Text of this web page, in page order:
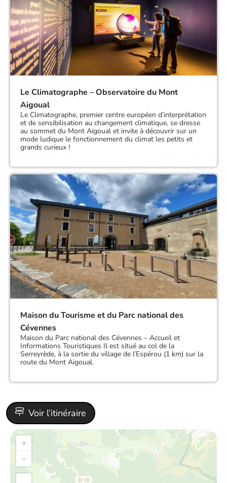
Le Climatographe – Observatoire du Mont
Aigoual
Le Climatographe, premier centre européen d’interprétation
et de sensibilisation au changement climatique, se dresse
au sommet du Mont Aigoual et invite à découvrir sur un
mode ludique le fonctionnement du climat les petits et
grands curieux !
Maison du Tourisme et du Parc national des
Cévennes
Maison du Parc national des Cévennes – Accueil et
Informations Touristiques Il est situé au col de la
Serreyrède, à la sortie du village de l’Espérou (1 km) sur la
route du Mont Aigoual.
Voir l’itinéraire
+
−